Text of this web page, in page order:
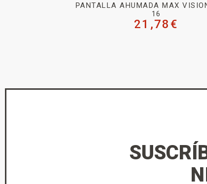
PANTALLA AHUMADA MAX
16
21,78 €